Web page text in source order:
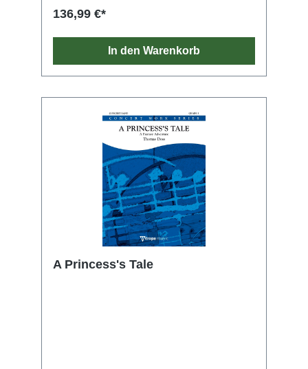
Übung von Intonation, Phrasierung und
136,99 €*
In den Warenkorb
A Princess's Tale